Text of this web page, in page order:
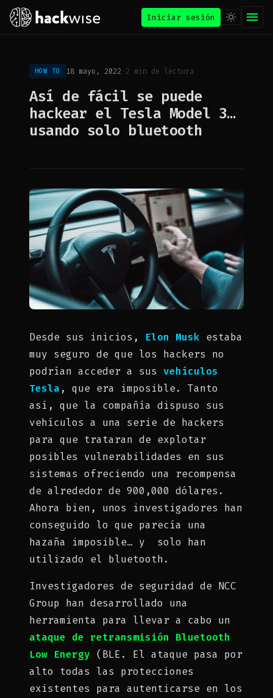
Iniciar sesión
HOW TO 18 mayo, 2022 ·2 min de lectura
Así de fácil se puede
hackear el Tesla Model 3…
usando solo bluetooth
Desde sus inicios, Elon Musk estaba
muy seguro de que los hackers no
podrían acceder a sus vehículos
Tesla , que era imposible. Tanto
así, que la compañía dispuso sus
vehículos a una serie de hackers
para que trataran de explotar
posibles vulnerabilidades en sus
sistemas ofreciendo una recompensa
de alrededor de 900,000 dólares.
Ahora bien, unos investigadores han
conseguido lo que parecía una
hazaña imposible… y solo han
utilizado el bluetooth.
Investigadores de seguridad de NCC
Group han desarrollado una
herramienta para llevar a cabo un
ataque de retransmisión Bluetooth
Low Energy (BLE. El ataque pasa por
alto todas las protecciones
existentes para autenticarse en los